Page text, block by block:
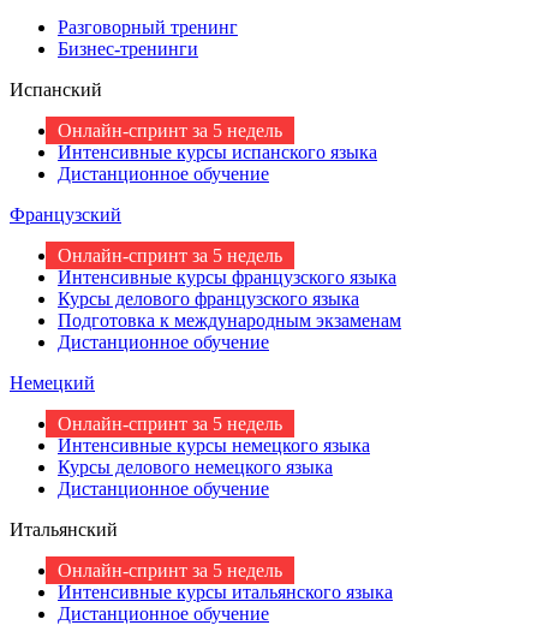
Разговорный тренинг
Бизнес-тренинги
Испанский
Онлайн-спринт за 5 недель
Интенсивные курсы испанского языка
Дистанционное обучение
Французский
Онлайн-спринт за 5 недель
Интенсивные курсы французского языка
Курсы делового французского языка
Подготовка к международным экзаменам
Дистанционное обучение
Немецкий
Онлайн-спринт за 5 недель
Интенсивные курсы немецкого языка
Курсы делового немецкого языка
Дистанционное обучение
Итальянский
Онлайн-спринт за 5 недель
Интенсивные курсы итальянского языка
Дистанционное обучение